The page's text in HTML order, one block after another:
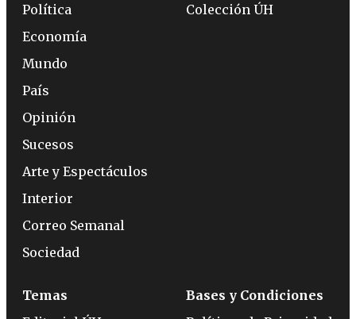
Política
Economía
Mundo
País
Opinión
Sucesos
Arte y Espectáculos
Interior
Correo Semanal
Sociedad
Colección ÚH
Temas
Bases y Condiciones